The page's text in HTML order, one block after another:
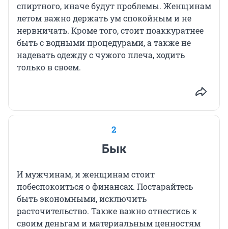
спиртного, иначе будут проблемы. Женщинам
летом важно держать ум спокойным и не
нервничать. Кроме того, стоит поаккуратнее
быть с водными процедурами, а также не
надевать одежду с чужого плеча, ходить
только в своем.
2
Бык
И мужчинам, и женщинам стоит
побеспокоиться о финансах. Постарайтесь
быть экономными, исключить
расточительство. Также важно отнестись к
своим деньгам и материальным ценностям